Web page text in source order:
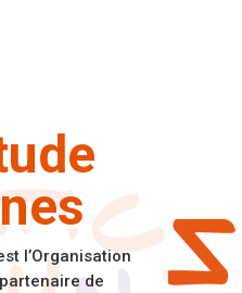
l’Organisation
de